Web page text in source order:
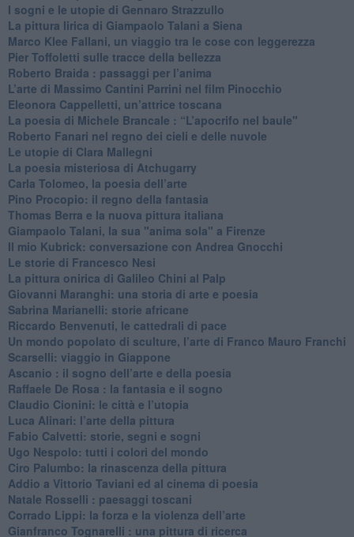
I sogni e le utopie di Gennaro Strazzullo
La pittura lirica di Giampaolo Talani a Siena
​Marco Klee Fallani, un viaggio tra le cose con leggerezza
​Pier Toffoletti sulle tracce della bellezza
​Roberto Braida : passaggi per l’anima
​L’arte di Massimo Cantini Parrini nel film Pinocchio
Eleonora Cappelletti, un’attrice toscana
​La poesia di Michele Brancale : “L’apocrifo nel baule"
Roberto Fanari nel regno dei cieli e delle nuvole
Le utopie di Clara Mallegni
​La poesia misteriosa di Atchugarry
Carla Tolomeo, la poesia dell’arte
Pino Procopio: il regno della fantasia
Thomas Berra e la nuova pittura italiana
Giampaolo Talani, la sua "anima sola" a Firenze
Il mio Kubrick: conversazione con Andrea Gnocchi
Le storie di Francesco Nesi
​La pittura onirica di Galileo Chini al Palp
​Giovanni Maranghi: una storia di arte e poesia
Sabrina Marianelli: storie africane
​Riccardo Benvenuti, le cattedrali di pace
​Un mondo popolato di sculture, l’arte di Franco Mauro Franchi
​Scarselli: viaggio in Giappone
​Ascanio : il sogno dell’arte e della poesia
Raffaele De Rosa : la fantasia e il sogno
​Claudio Cionini: le città e l’utopia
Luca Alinari: l’arte della pittura
​Fabio Calvetti: storie, segni e sogni
Ugo Nespolo: tutti i colori del mondo
​Ciro Palumbo: la rinascenza della pittura
​Addio a Vittorio Taviani ed al cinema di poesia
​Natale Rosselli : paesaggi toscani
​Corrado Lippi: la forza e la violenza dell’arte
Gianfranco Tognarelli : una pittura di ricerca